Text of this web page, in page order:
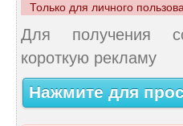
Только для личного
Для получения
короткую рекламу
Нажмите для